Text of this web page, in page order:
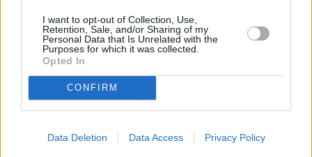
I want to opt-out of Collection, Use,
Retention, Sale, and/or Sharing of my
Personal Data that Is Unrelated with the
Purposes for which it was collected.
Opted In
CONFIRM
Data Deletion Data Access Privacy Policy
Πριν 12 χρόνια
«Έχουμε το Δήμαρχο που μας αξίζει» [BINTEO]